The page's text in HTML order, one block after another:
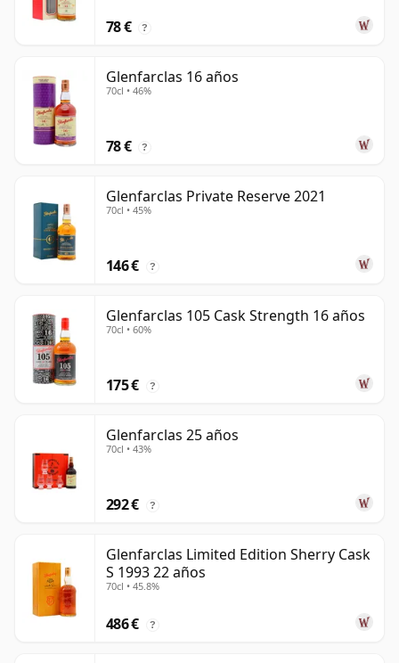
78 € ?
Glenfarclas 16 años
70cl • 46%
78 € ?
Glenfarclas Private Reserve 2021
70cl • 45%
146 € ?
Glenfarclas 105 Cask Strength 16 años
70cl • 60%
175 € ?
Glenfarclas 25 años
70cl • 43%
292 € ?
Glenfarclas Limited Edition Sherry Cask
S 1993 22 años
70cl • 45.8%
486 € ?